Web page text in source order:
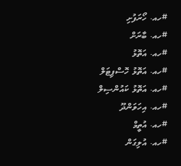
#ހއ. ހޯރަފުށި
#ހއ. ބާރަށް
#ހއ. އަތޮޅު
#ހއ. އަތޮޅު ހޮސްޕިޓަލް
#ހއ. އަތޮޅު ކައުންސިލް
#ހއ. އިހަވަންދޫ
#ހއ. އުތީމް
#ހއ. އުލިގަން